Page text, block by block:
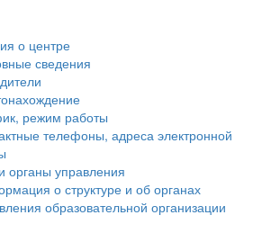
о центре
сведения
режим работы
телефоны, адреса электронной
органы управления
о структуре и об органах
образовательной организации